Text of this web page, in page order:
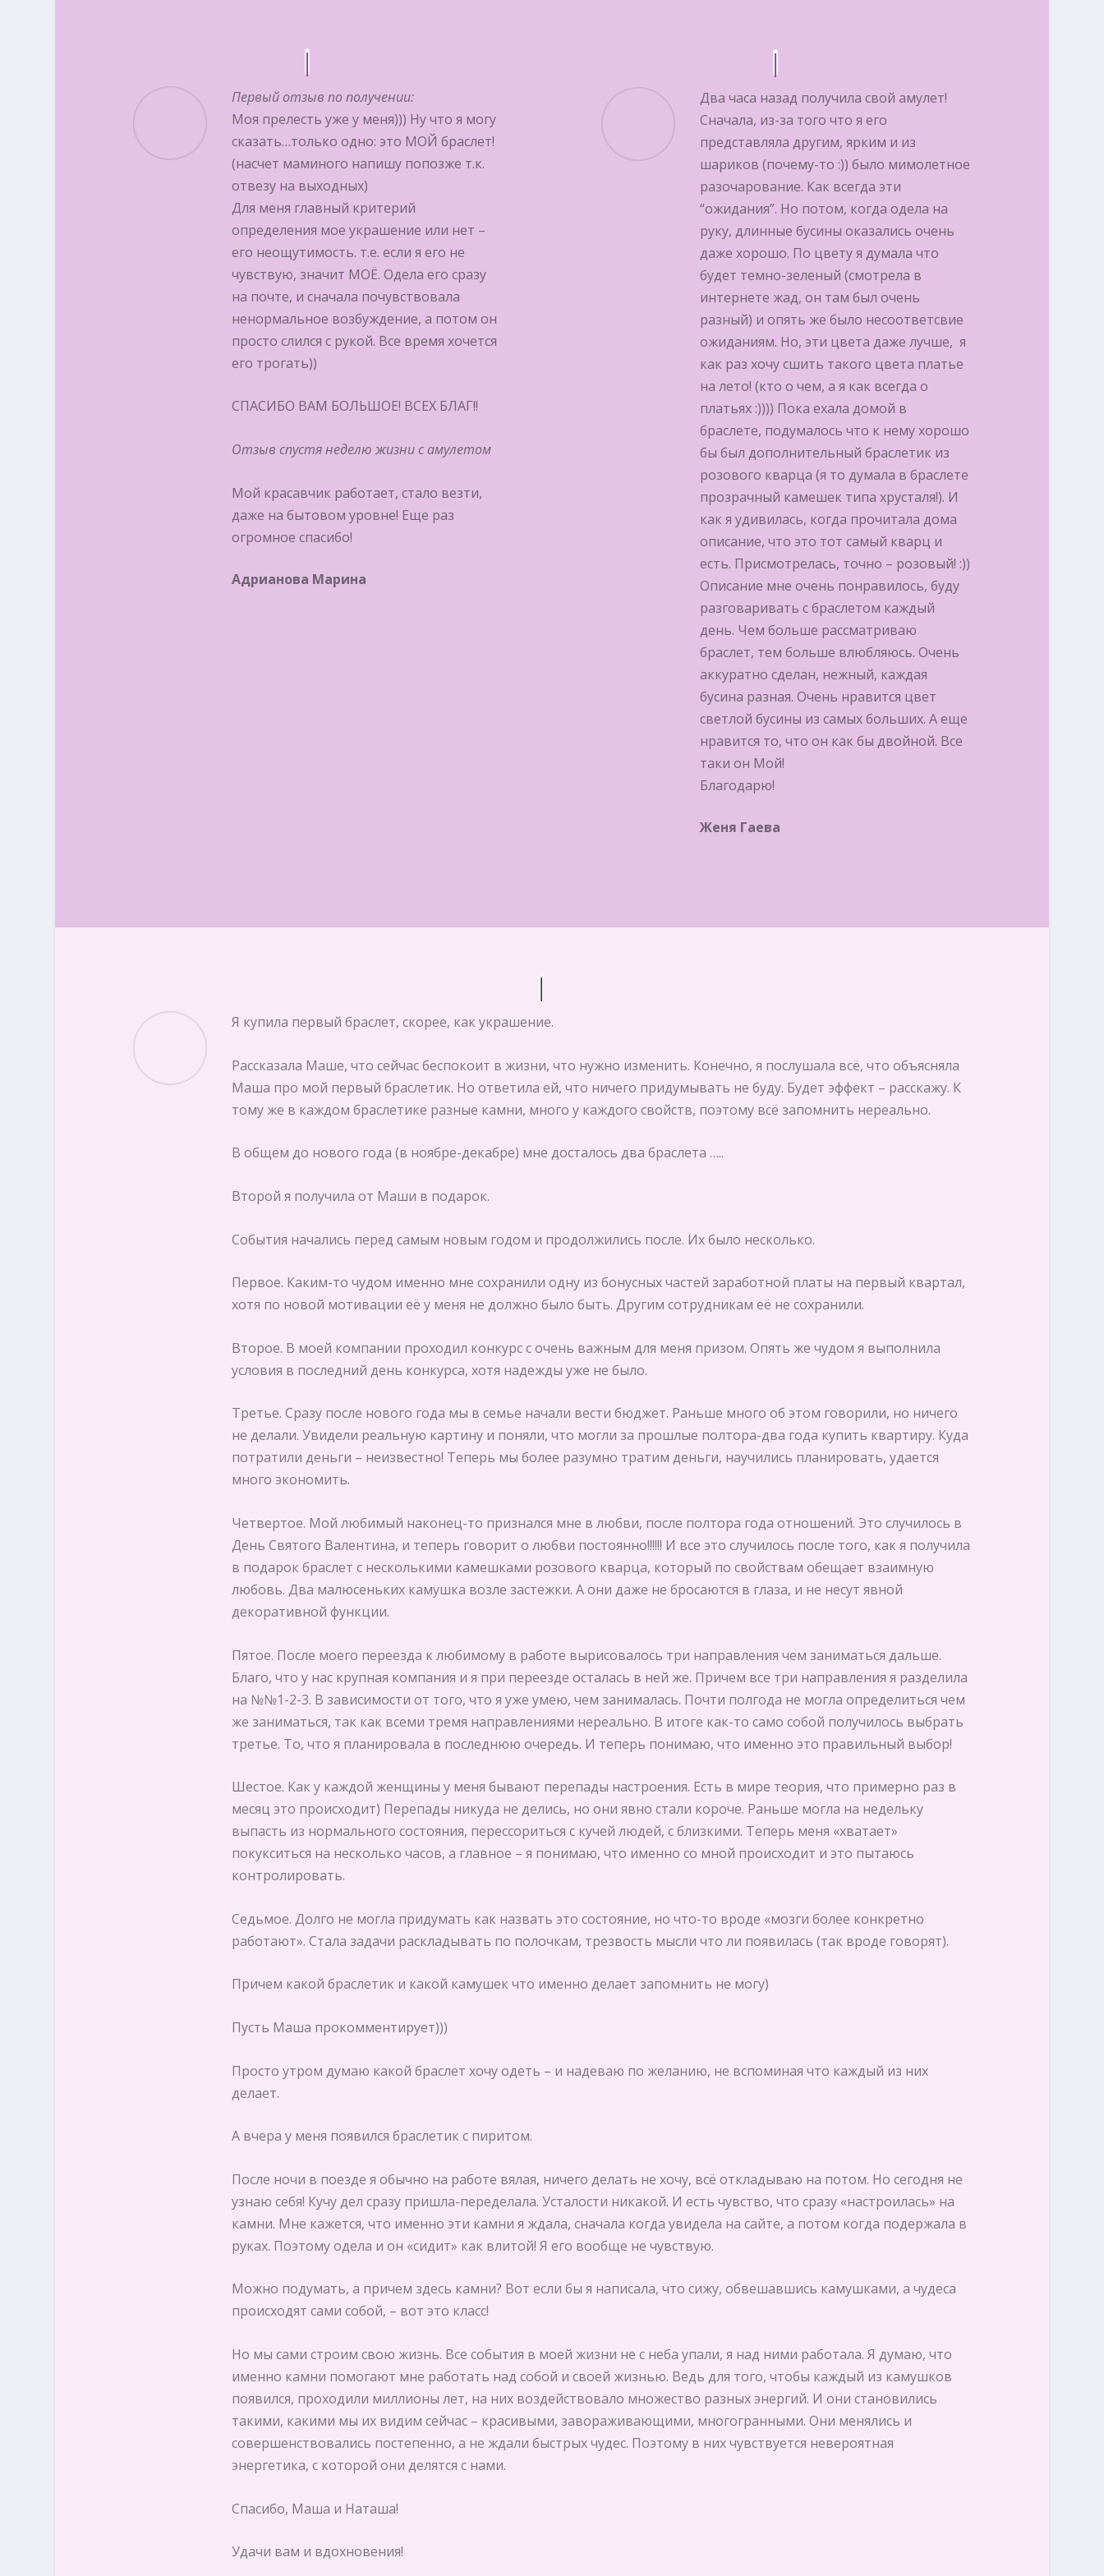
Первый отзыв по получении:
Моя прелесть уже у меня))) Ну что я могу
сказать…только одно: это МОЙ браслет!
(насчет маминого напишу попозже т.к.
отвезу на выходных)
Для меня главный критерий
определения мое украшение или нет –
его неощутимость. т.е. если я его не
чувствую, значит МОЁ. Одела его сразу
на почте, и сначала почувствовала
ненормальное возбуждение, а потом он
просто слился с рукой. Все время хочется
его трогать))
СПАСИБО ВАМ БОЛЬШОЕ! ВСЕХ БЛАГ!!
Отзыв спустя неделю жизни с амулетом
Мой красавчик работает, стало везти,
даже на бытовом уровне! Еще раз
огромное спасибо!
Адрианова Марина
Два часа назад получила свой амулет!
Сначала, из-за того что я его
представляла другим, ярким и из
шариков (почему-то :)) было мимолетное
разочарование. Как всегда эти
“ожидания”. Но потом, когда одела на
руку, длинные бусины оказались очень
даже хорошо. По цвету я думала что
будет темно-зеленый (смотрела в
интернете жад, он там был очень
разный) и опять же было несоответсвие
ожиданиям. Но, эти цвета даже лучше, я
как раз хочу сшить такого цвета платье
на лето! (кто о чем, а я как всегда о
платьях :)))) Пока ехала домой в
браслете, подумалось что к нему хорошо
бы был дополнительный браслетик из
розового кварца (я то думала в браслете
прозрачный камешек типа хрусталя!). И
как я удивилась, когда прочитала дома
описание, что это тот самый кварц и
есть. Присмотрелась, точно – розовый! :))
Описание мне очень понравилось, буду
разговаривать с браслетом каждый
день. Чем больше рассматриваю
браслет, тем больше влюбляюсь. Очень
аккуратно сделан, нежный, каждая
бусина разная. Очень нравится цвет
светлой бусины из самых больших. А еще
нравится то, что он как бы двойной. Все
таки он Мой!
Благодарю!
Женя Гаева
Я купила первый браслет, скорее, как украшение.
Рассказала Маше, что сейчас беспокоит в жизни, что нужно изменить. Конечно, я послушала всё, что объясняла
Маша про мой первый браслетик. Но ответила ей, что ничего придумывать не буду. Будет эффект – расскажу. К
тому же в каждом браслетике разные камни, много у каждого свойств, поэтому всё запомнить нереально.
В общем до нового года (в ноябре-декабре) мне досталось два браслета …..
Второй я получила от Маши в подарок.
События начались перед самым новым годом и продолжились после. Их было несколько.
Первое. Каким-то чудом именно мне сохранили одну из бонусных частей заработной платы на первый квартал,
хотя по новой мотивации её у меня не должно было быть. Другим сотрудникам её не сохранили.
Второе. В моей компании проходил конкурс с очень важным для меня призом. Опять же чудом я выполнила
условия в последний день конкурса, хотя надежды уже не было.
Третье. Сразу после нового года мы в семье начали вести бюджет. Раньше много об этом говорили, но ничего
не делали. Увидели реальную картину и поняли, что могли за прошлые полтора-два года купить квартиру. Куда
потратили деньги – неизвестно! Теперь мы более разумно тратим деньги, научились планировать, удается
много экономить.
Четвертое. Мой любимый наконец-то признался мне в любви, после полтора года отношений. Это случилось в
День Святого Валентина, и теперь говорит о любви постоянно!!!!!! И все это случилось после того, как я получила
в подарок браслет с несколькими камешками розового кварца, который по свойствам обещает взаимную
любовь. Два малюсеньких камушка возле застежки. А они даже не бросаются в глаза, и не несут явной
декоративной функции.
Пятое. После моего переезда к любимому в работе вырисовалось три направления чем заниматься дальше.
Благо, что у нас крупная компания и я при переезде осталась в ней же. Причем все три направления я разделила
на №№1-2-3. В зависимости от того, что я уже умею, чем занималась. Почти полгода не могла определиться чем
же заниматься, так как всеми тремя направлениями нереально. В итоге как-то само собой получилось выбрать
третье. То, что я планировала в последнюю очередь. И теперь понимаю, что именно это правильный выбор!
Шестое. Как у каждой женщины у меня бывают перепады настроения. Есть в мире теория, что примерно раз в
месяц это происходит) Перепады никуда не делись, но они явно стали короче. Раньше могла на недельку
выпасть из нормального состояния, перессориться с кучей людей, с близкими. Теперь меня «хватает»
покукситься на несколько часов, а главное – я понимаю, что именно со мной происходит и это пытаюсь
контролировать.
Седьмое. Долго не могла придумать как назвать это состояние, но что-то вроде «мозги более конкретно
работают». Стала задачи раскладывать по полочкам, трезвость мысли что ли появилась (так вроде говорят).
Причем какой браслетик и какой камушек что именно делает запомнить не могу)
Пусть Маша прокомментирует)))
Просто утром думаю какой браслет хочу одеть – и надеваю по желанию, не вспоминая что каждый из них
делает.
А вчера у меня появился браслетик с пиритом.
После ночи в поезде я обычно на работе вялая, ничего делать не хочу, всё откладываю на потом. Но сегодня не
узнаю себя! Кучу дел сразу пришла-переделала. Усталости никакой. И есть чувство, что сразу «настроилась» на
камни. Мне кажется, что именно эти камни я ждала, сначала когда увидела на сайте, а потом когда подержала в
руках. Поэтому одела и он «сидит» как влитой! Я его вообще не чувствую.
Можно подумать, а причем здесь камни? Вот если бы я написала, что сижу, обвешавшись камушками, а чудеса
происходят сами собой, – вот это класс!
Но мы сами строим свою жизнь. Все события в моей жизни не с неба упали, я над ними работала. Я думаю, что
именно камни помогают мне работать над собой и своей жизнью. Ведь для того, чтобы каждый из камушков
появился, проходили миллионы лет, на них воздействовало множество разных энергий. И они становились
такими, какими мы их видим сейчас – красивыми, завораживающими, многогранными. Они менялись и
совершенствовались постепенно, а не ждали быстрых чудес. Поэтому в них чувствуется невероятная
энергетика, с которой они делятся с нами.
Спасибо, Маша и Наташа!
Удачи вам и вдохновения!